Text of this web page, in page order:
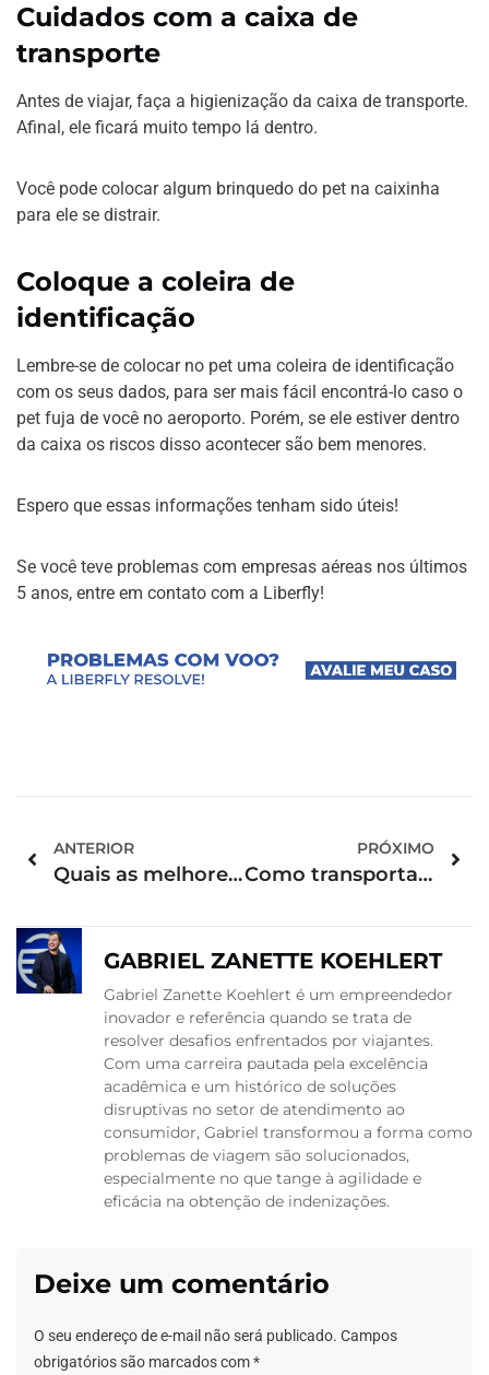
Cuidados com a caixa de
transporte
Antes de viajar, faça a higienização da caixa de transporte.
Afinal, ele ficará muito tempo lá dentro.
Você pode colocar algum brinquedo do pet na caixinha
para ele se distrair.
Coloque a coleira de
identificação
Lembre-se de colocar no pet uma coleira de identificação
com os seus dados, para ser mais fácil encontrá-lo caso o
pet fuja de você no aeroporto. Porém, se ele estiver dentro
da caixa os riscos disso acontecer são bem menores.
Espero que essas informações tenham sido úteis!
Se você teve problemas com empresas aéreas nos últimos
5 anos, entre em contato com a Liberfly!
ANTERIOR
Quais as melhores formas de viajar com o pet?
PRÓXIMO
Como transportar animais em mudanças internacionais
GABRIEL ZANETTE KOEHLERT
Gabriel Zanette Koehlert é um empreendedor
inovador e referência quando se trata de
resolver desafios enfrentados por viajantes.
Com uma carreira pautada pela excelência
acadêmica e um histórico de soluções
disruptivas no setor de atendimento ao
consumidor, Gabriel transformou a forma como
problemas de viagem são solucionados,
especialmente no que tange à agilidade e
eficácia na obtenção de indenizações.
Deixe um comentário
O seu endereço de e-mail não será publicado. Campos
obrigatórios são marcados com*